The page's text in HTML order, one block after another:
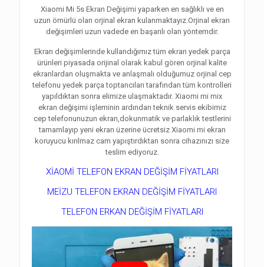
Xiaomi Mi 5s Ekran Değişimi yaparken en sağlıklı ve en
uzun ömürlü olan orjinal ekran kulanmaktayız.Orjinal ekran
değişimleri uzun vadede en başarılı olan yöntemdir.
Ekran değişimlerinde kullandığımız tüm ekran yedek parça
ürünleri piyasada orijinal olarak kabul gören orjinal kalite
ekranlardan oluşmakta ve anlaşmalı olduğumuz orjinal cep
telefonu yedek parça toptancıları tarafından tüm kontrolleri
yapıldıktan sonra elimize ulaşmaktadır. Xiaomi mi mix
ekran değişimi işleminin ardından teknik servis ekibimiz
cep telefonunuzun ekran,dokunmatik ve parlaklık testlerini
tamamlayıp yeni ekran üzerine ücretsiz Xiaomi mi ekran
koruyucu kırılmaz cam yapıştırdıktan sonra cihazınızı size
teslim ediyoruz.
XİAOMİ TELEFON EKRAN DEĞİŞİM FİYATLARI
MEİZU TELEFON EKRAN DEĞİŞİM FİYATLARI
TELEFON ERKAN DEĞİŞİM FİYATLARI